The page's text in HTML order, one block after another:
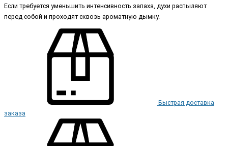
Если требуется уменьшить интенсивность запаха, духи распыляют
перед собой и проходят сквозь ароматную дымку.
Быстрая доставка
заказа